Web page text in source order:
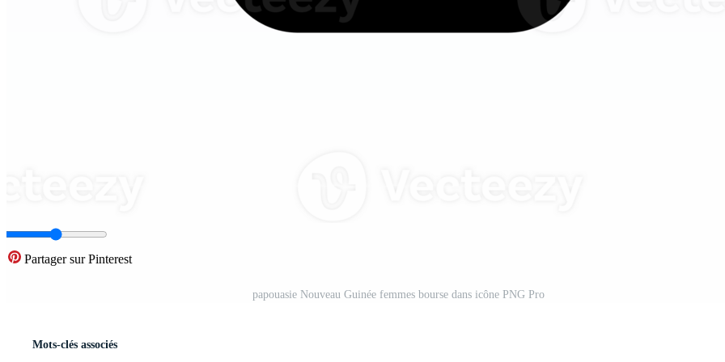
Partager sur Pinterest
papouasie Nouveau Guinée femmes bourse dans icône PNG Pro
Mots-clés associés